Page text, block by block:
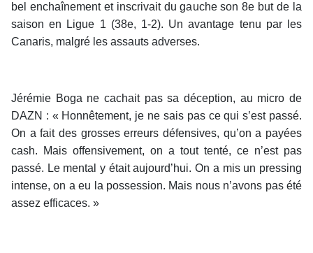
bel enchaînement et inscrivait du gauche son 8e but de la
saison en Ligue 1 (38e, 1-2). Un avantage tenu par les
Canaris, malgré les assauts adverses.
Jérémie Boga ne cachait pas sa déception, au micro de
DAZN : « Honnêtement, je ne sais pas ce qui s’est passé.
On a fait des grosses erreurs défensives, qu’on a payées
cash. Mais offensivement, on a tout tenté, ce n’est pas
passé. Le mental y était aujourd’hui. On a mis un pressing
intense, on a eu la possession. Mais nous n’avons pas été
assez efficaces. »